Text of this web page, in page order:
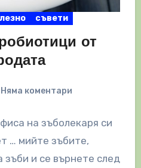
съвети
от
Няма коментари
на зъболекаря си
… мийте зъбите,
зъби и се върнете след